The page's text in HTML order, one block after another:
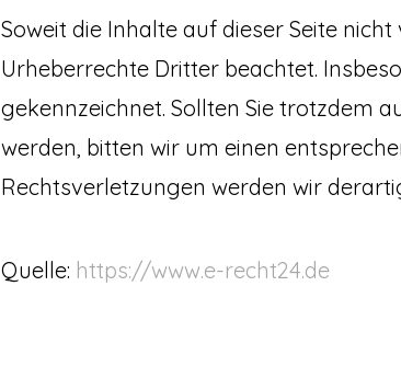
Soweit die Inhalte auf dieser Seite
Urheberrechte Dritter beachtet.
gekennzeichnet. Sollten Sie trotzdem
werden, bitten wir um einen
Rechtsverletzungen werden wir
Quelle: https://www.e-recht24.de